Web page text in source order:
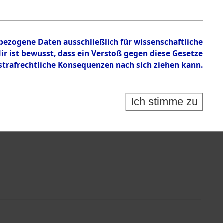
Daten ausschließlich für wissenschaftliche
bewusst, dass ein Verstoß gegen diese Gesetze
Konsequenzen nach sich ziehen kann.
Ich stimme zu